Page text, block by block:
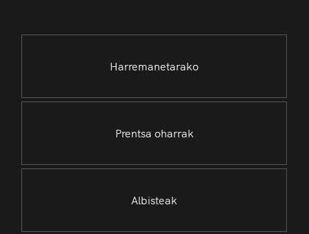
Harremanetarako
Prentsa oharrak
Albisteak